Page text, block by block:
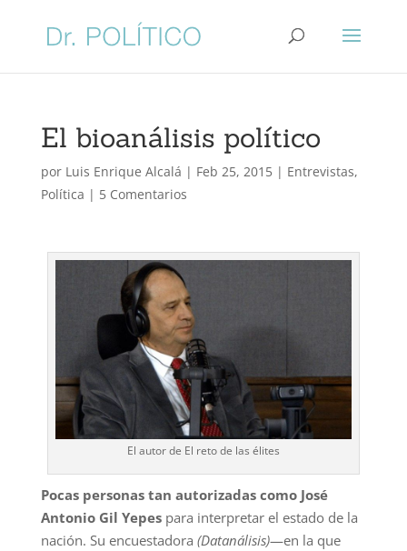
El bioanálisis político
por Luis Enrique Alcalá | Feb 25, 2015| Entrevistas,
Política | 5 Comentarios
El autor de El reto de las élites
Pocas personas tan autorizadas como José
Antonio Gil Yepespara interpretar el estado de la
nación. Su encuestadora (Datanálisis)—en la que